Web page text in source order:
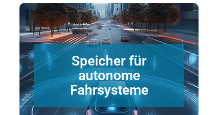
Speicher für
autonome
Fahrsysteme
Speicherkapazitäten, um Sensordaten in
Echtzeit zu verarbeiten. Leistungsfähige
Speicherlösungen gewährleisten einen
sicheren und schnellen Betrieb.
Produktvorschläge anfordern